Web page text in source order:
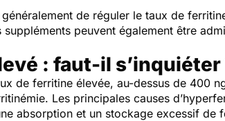
de réguler le taux de
peuvent également être
: faut-il s’inquiéter
de ferritine élevée, au-dessus de 400
Les principales causes
absorption et un stockage excessif de